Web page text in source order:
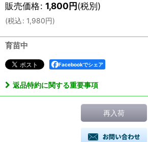
販売価格: 1,800円(税別)
(税込: 1,980円)
育苗中
Facebookでシェア
返品特約に関する重要事項
再入荷